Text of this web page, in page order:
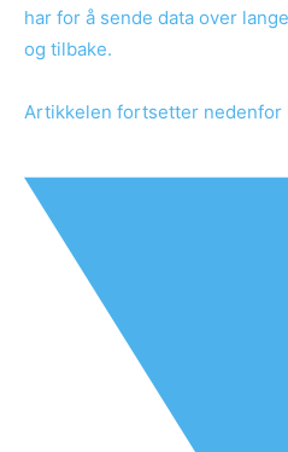
har for å sende data over
og tilbake.
Artikkelen fortsetter nedenfor